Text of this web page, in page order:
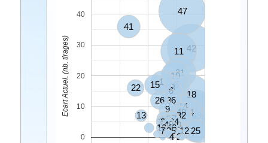
39
42
47
19
8
18
11
21
10
5
34
3
14
6
41
1
25
15
36
48
32
26
9
22
17
20
24
44
27
31
40
49
12
13
46
1635
7
2
4
0
10
20
30
40
Ecart Actuel. (nb. tirages)